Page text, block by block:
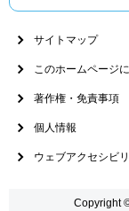
サイトマップ
このホームページ
著作権・免責事項
個人情報
ウェブアクセシビ
Copyright